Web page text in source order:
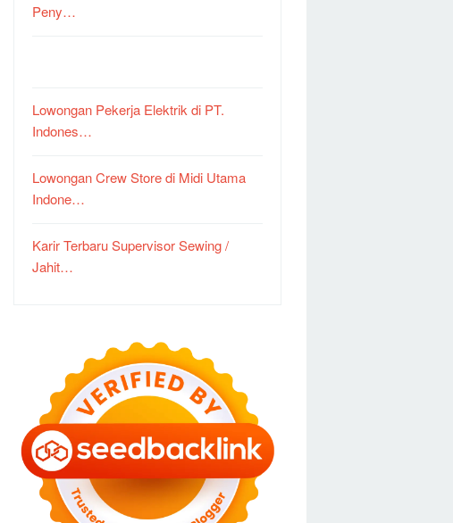
Peny…
Lowongan Pekerja Elektrik di PT.
Indones…
Lowongan Crew Store di Midi Utama
Indone…
Karir Terbaru Supervisor Sewing /
Jahit…